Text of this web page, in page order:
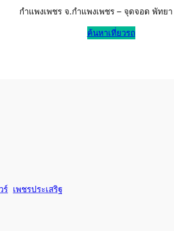
กำแพงเพชร จ.กำแพงเพชร – จุดจอด พัทย
ค้นหาเที่ยวรถ
ร์ เพชรประเสริฐ